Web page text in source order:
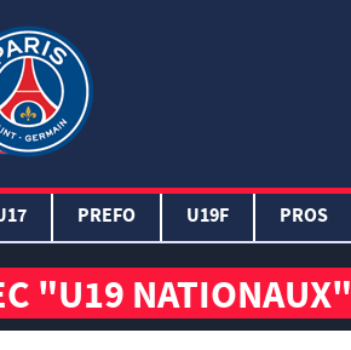
PREFO U19F PROS
"U19 NATIONAUX"